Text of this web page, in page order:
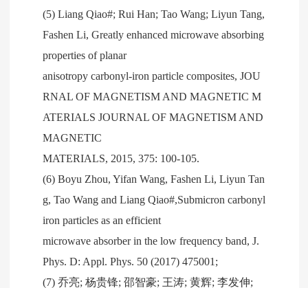
(5) Liang Qiao#; Rui Han; Tao Wang; Liyun Tang,
Fashen Li, Greatly enhanced microwave absorbing
properties of planar
anisotropy carbonyl-iron particle composites, JOU
RNAL OF MAGNETISM AND MAGNETIC M
ATERIALS JOURNAL OF MAGNETISM AND
MAGNETIC
MATERIALS, 2015, 375: 100-105.
(6) Boyu Zhou, Yifan Wang, Fashen Li, Liyun Tan
g, Tao Wang and Liang Qiao#,Submicron carbonyl
iron particles as an efficient
microwave absorber in the low frequency band, J.
Phys. D: Appl. Phys. 50 (2017) 475001;
(7) 乔亮; 杨贵锋; 邵智豪; 王涛; 黄辉; 李发伸;